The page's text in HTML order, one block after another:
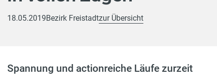
18.05.2019Bezirk Freistadtzur Übersicht
Spannung und actionreiche Läufe zurzeit